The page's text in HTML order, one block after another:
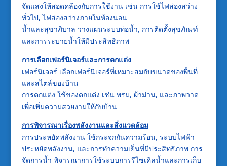
จัดแสงให้สอดคล้องกับการใช้งาน เช่น การใช้ไฟส่องสว่าง
ทั่วไป, ไฟส่องสว่างภายในห้องนอน
น้ำและสุขาภิบาล วางแผนระบบท่อน้ำ, การติดตั้งสุขภัณฑ์
และการระบายน้ำให้มีประสิทธิภาพ
การเลือกเฟอร์นิเจอร์และการตกแต่ง
เฟอร์นิเจอร์ เลือกเฟอร์นิเจอร์ที่เหมาะสมกับขนาดของพื้นที่
และสไตล์ของบ้าน
การตกแต่ง ใช้ของตกแต่ง เช่น พรม, ผ้าม่าน, และภาพวาด
เพื่อเพิ่มความสวยงามให้กับบ้าน
การพิจารณาเรื่องพลังงานและสิ่งแวดล้อม
การประหยัดพลังงาน ใช้กระจกกันความร้อน, ระบบไฟฟ้า
ประหยัดพลังงาน, และการทำความเย็นที่มีประสิทธิภาพ การ
จัดการน้ำ พิจารณาการใช้ระบบการรีไซเคิลน้ำและการเก็บ